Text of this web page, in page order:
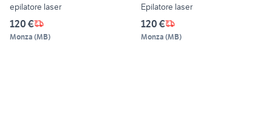
epilatore laser
120 €
Monza (MB)
Epilatore laser
120 €
Monza (MB)